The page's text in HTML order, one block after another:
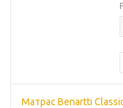
Матрас Benartti